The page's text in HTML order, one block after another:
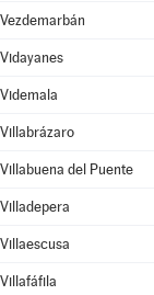
Vezdemarbán
Vidayanes
Videmala
Villabrázaro
Villabuena del Puente
Villadepera
Villaescusa
Villafáfila